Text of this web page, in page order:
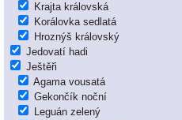
Krajta královská
Korálovka sedlatá
Hroznýš královský
Jedovatí hadi
Ještěři
Agama vousatá
Gekončík noční
Leguán zelený